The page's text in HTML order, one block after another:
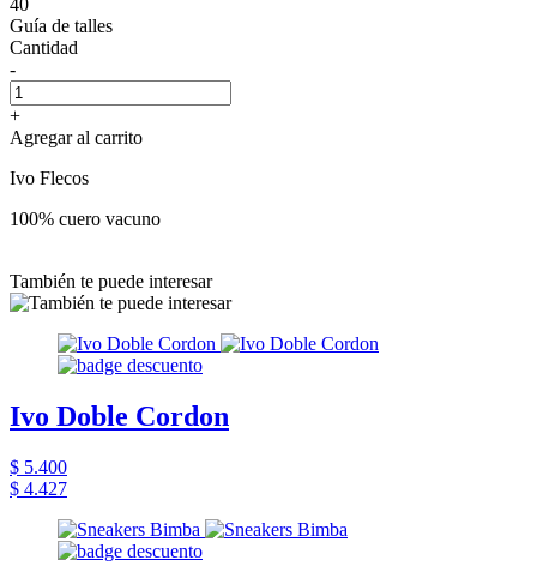
Guía de talles
Cantidad
-
+
Agregar al carrito
Ivo Flecos
100% cuero vacuno
También te puede interesar
Ivo Doble Cordon
$ 5.400
$ 4.427